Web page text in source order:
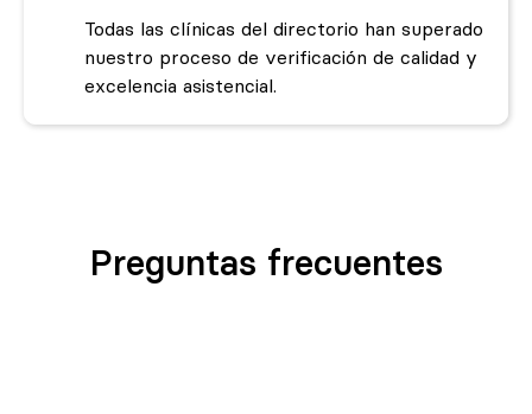
Todas las clínicas del directorio han superado
nuestro proceso de verificación de calidad y
excelencia asistencial.
Preguntas frecuentes